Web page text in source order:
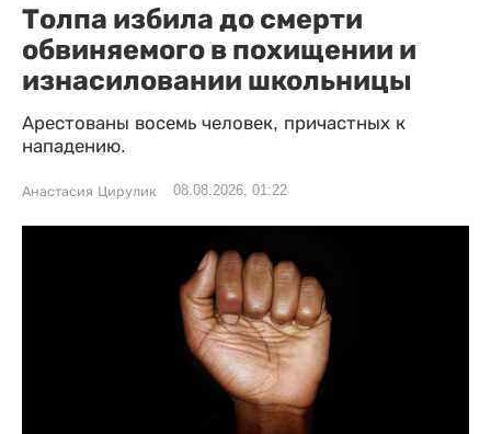
Толпа избила до смерти
обвиняемого в похищении и
изнасиловании школьницы
Арестованы восемь человек, причастных к
нападению.
Анастасия Цирулик 08.08.2026, 01:22